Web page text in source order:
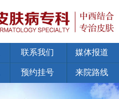
联系我们 媒体报道
预约挂号 来院路线